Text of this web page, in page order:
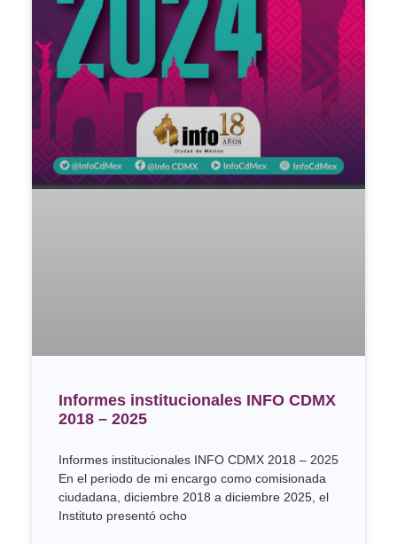
Informes institucionales INFO CDMX
2018 – 2025
Informes institucionales INFO CDMX 2018 – 2025
En el periodo de mi encargo como comisionada
ciudadana, diciembre 2018 a diciembre 2025, el
Instituto presentó ocho